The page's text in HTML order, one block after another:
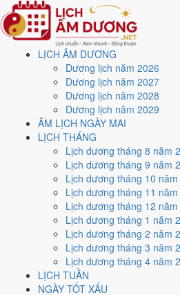
LỊCH ÂM DƯƠNG
Dương lịch năm 2026
Dương lịch năm 2027
Dương lịch năm 2028
Dương lịch năm 2029
ÂM LỊCH NGÀY MAI
LỊCH THÁNG
Lịch dương tháng 8 năm
Lịch dương tháng 9 năm
Lịch dương tháng 10
Lịch dương tháng 11
Lịch dương tháng 12
Lịch dương tháng 1 năm
Lịch dương tháng 2 năm
Lịch dương tháng 3 năm
Lịch dương tháng 4 năm
LỊCH TUẦN
NGÀY TỐT XẤU
Trang chủ
Lịch năm 2026
Tháng 8/2026
Ngày 1/8/2026 (Đinh Mùi)
Xem ngày1/8/
lịch - Ngày 19/6
(Đinh Mùi) tốt
Ngày 1/8/2026 dương lịch (Thứ Bảy)
Đinh Mùi - Can sinh Chi, Trực
Hà Thủy. Tổng hòa, đây làNgày Hung
các việc quan trọng. Giờ Hoàng Đạo
Tuất, Hợi.